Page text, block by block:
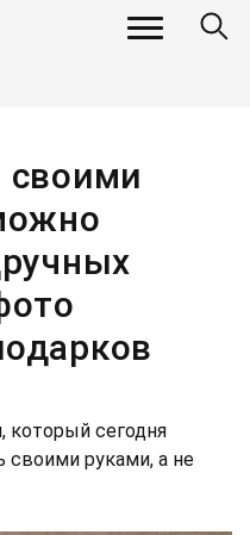
своими
который сегодня
своими руками, а не